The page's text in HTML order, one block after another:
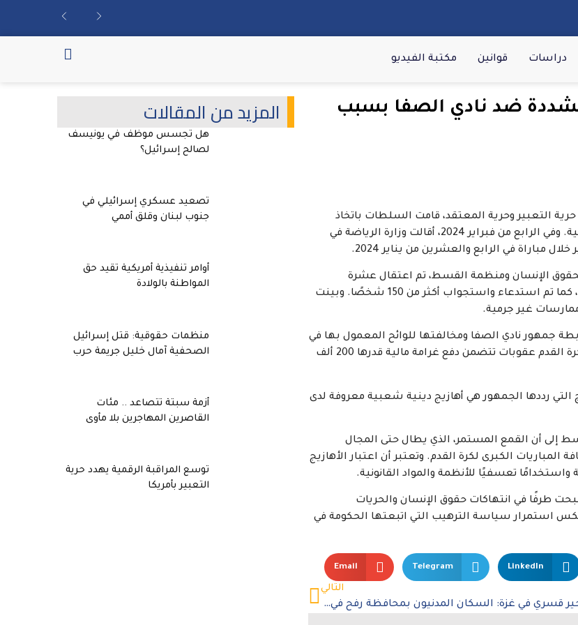
دراسات قوانين مكتبة الفيديو
ضد نادي الصفا بسبب
التعبير وحرية المعتقد، قامت السلطات باتخاذ
إجراءات صارمة ضد نادي الصفا في مدينة صفوى بالمنطقة الشرقية. وفي الرابع من فبراير 2024، أقالت وزارة الرياضة في
مباراة في الرابع والعشرين من يناير 2024.
الإنسان ومنظمة القسط، تم اعتقال عشرة
أشخاص من رابطة المشجعين ونقلهم إلى سجن القطيف العام، كما تم استدعاء واستجواب أكثر من 150 شخصًا. وبينت
غير جرمية.
جمهور نادي الصفا ومخالفتها للوائح المعمول بها في
المملكة. وأضافت لجنة الانضباط والأخلاق في الاتحاد السعودي لكرة القدم عقوبات تتضمن دفع غرامة مالية قدرها 200 ألف
التي رددها الجمهور هي أهازيج دينية شعبية معروفة لدى
إلى أن القمع المستمر، الذي يطال حتى المجال
الكبرى لكرة القدم. وتعتبر أن اعتبار الأهازيج
واستخدامًا تعسفيًا للأنظمة والمواد القانونية.
طرفًا في انتهاكات حقوق الإنسان والحريات
استمرار سياسة الترهيب التي اتبعتها الحكومة في
LinkedIn
Telegram
Email
التالي
تهجير قسري في غزة: السكان المدنيون بمحافظة رفح في خطر
المزيد من المقالات
هل تجسس موظف في يونيسف
لصالح إسرائيل؟
تصعيد عسكري إسرائيلي في
جنوب لبنان وقلق أممي
أوامر تنفيذية أمريكية تقيد حق
المواطنة بالولادة
منظمات حقوقية: قتل إسرائيل
الصحفية آمال خليل جريمة حرب
أزمة سبتة تتصاعد .. مئات
القاصرين المهاجرين بلا مأوى
توسع المراقبة الرقمية يهدد حرية
التعبير بأمريكا